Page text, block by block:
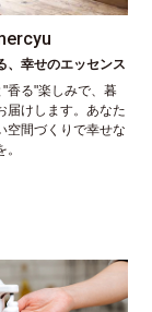
、幸せのエッセンス
香る"楽しみで、暮
届けします。あなた
空間づくりで幸せな